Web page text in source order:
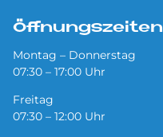
Öffnungszeiten
Montag – Donnerstag
07:30 – 17:00 Uhr
Freitag
07:30 – 12:00 Uhr